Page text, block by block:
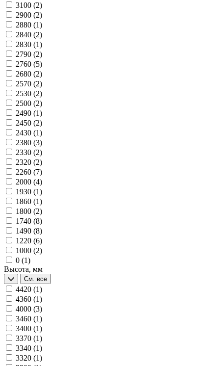
3100 (2)
2900 (2)
2880 (1)
2840 (2)
2830 (1)
2790 (2)
2760 (5)
2680 (2)
2570 (2)
2530 (2)
2500 (2)
2490 (1)
2450 (2)
2430 (1)
2380 (3)
2330 (2)
2320 (2)
2260 (7)
2000 (4)
1930 (1)
1860 (1)
1800 (2)
1740 (8)
1490 (8)
1220 (6)
1000 (2)
0 (1)
Высота, мм
См. все
4420 (1)
4360 (1)
4000 (3)
3460 (1)
3400 (1)
3370 (1)
3340 (1)
3320 (1)